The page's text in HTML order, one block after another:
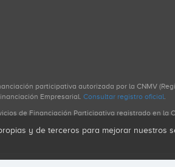
participativa autorizada por la CNMV
Empresarial. Consultar registro oficial.
de Financiación Participativa registrado en la
y de terceros para mejorar nuestros